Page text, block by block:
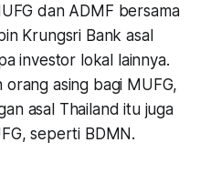
dan ADMF bersama
Krungsri Bank asal
investor lokal lainnya.
asing bagi MUFG,
asal Thailand itu juga
seperti BDMN.